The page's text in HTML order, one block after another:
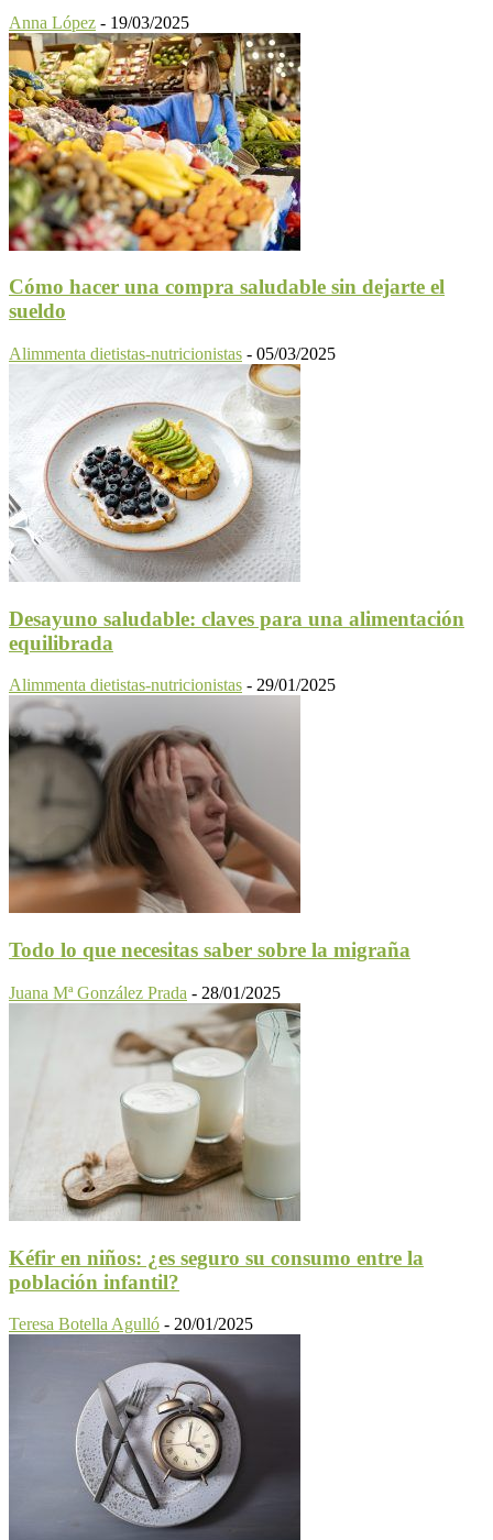
Anna López - 19/03/2025
Cómo hacer una compra saludable sin dejarte el
sueldo
Alimmenta dietistas-nutricionistas - 05/03/2025
Desayuno saludable: claves para una alimentación
equilibrada
Alimmenta dietistas-nutricionistas - 29/01/2025
Todo lo que necesitas saber sobre la migraña
Juana Mª González Prada - 28/01/2025
Kéfir en niños: ¿es seguro su consumo entre la
población infantil?
Teresa Botella Agulló - 20/01/2025